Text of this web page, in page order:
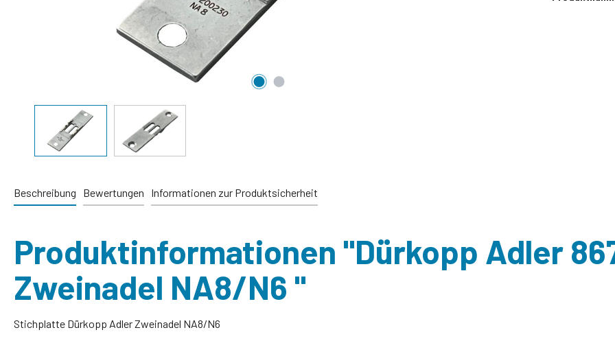
Beschreibung Bewertungen Informationen zur Produktsicherheit
Produktinformationen "Dürkopp Adler
Zweinadel NA8/N6 "
Stichplatte Dürkopp Adler Zweinadel NA8/N6